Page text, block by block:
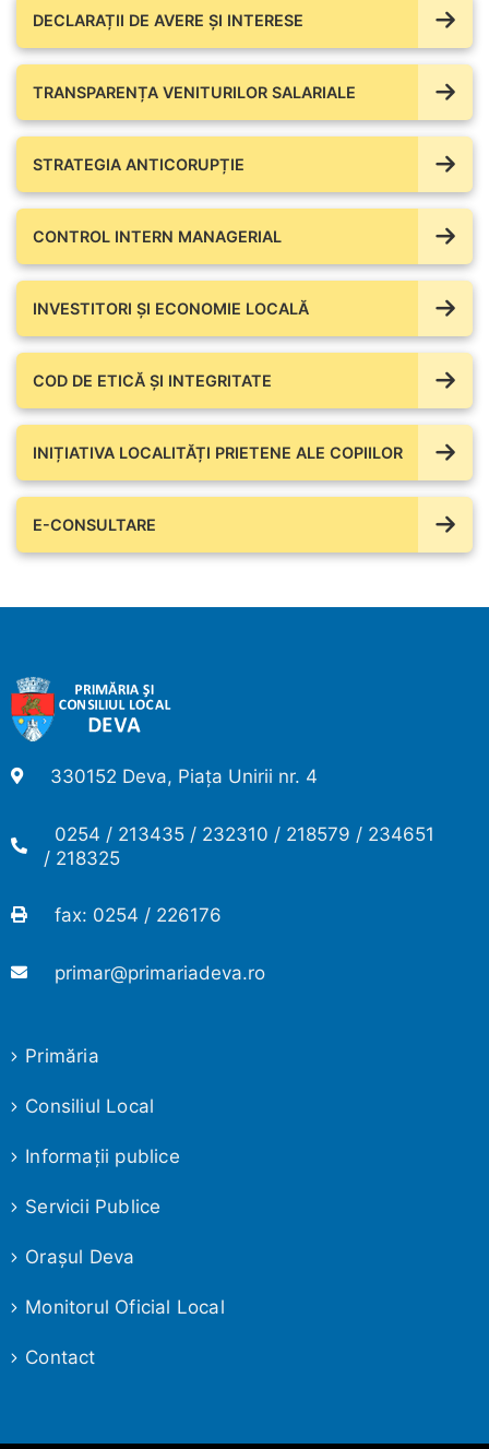
DECLARAȚII DE AVERE ŞI INTERESE
TRANSPARENȚA VENITURILOR SALARIALE
STRATEGIA ANTICORUPȚIE
CONTROL INTERN MANAGERIAL
INVESTITORI ȘI ECONOMIE LOCALĂ
COD DE ETICĂ ȘI INTEGRITATE
INIȚIATIVA LOCALITĂȚI PRIETENE ALE COPIILOR
E-CONSULTARE
330152 Deva, Piața Unirii nr. 4
0254 / 213435 / 232310 / 218579 / 234651
/ 218325
fax: 0254 / 226176
primar@primariadeva.ro
Primăria
Consiliul Local
Informaţii publice
Servicii Publice
Oraşul Deva
Monitorul Oficial Local
Contact